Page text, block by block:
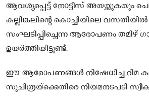
ആവശ്യപ്പെട്ട് നോട്ടീസ് അയയ്ക്കുകയും
കല്ലിങ്കലിൻ്റെ കൊച്ചിയിലെ വസതിയിൽ
സംഘടിപ്പിച്ചെന്ന ആരോപണം തമിഴ്
ഉയർത്തിയിട്ടുണ്ട്.
ഈ ആരോപണങ്ങൾ നിഷേധിച്ച റിമ
സുചിത്രയ്‌ക്കെതിരെ നിയമനടപടി